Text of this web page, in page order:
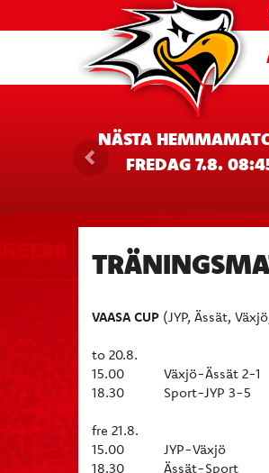
NÄSTA
FREDAG 7.8.
VAASA CUP (JYP, Ässät,
to 20.8.
15.00 Växjö-Ässät 2-1
18.30 Sport-JYP 3-5
fre 21.8.
15.00 JYP-Växjö
18.30 Ässät-Sport